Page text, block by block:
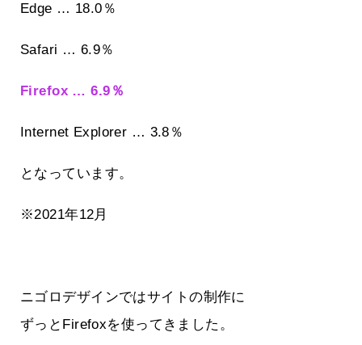
Edge … 18.0％
Safari … 6.9％
Firefox … 6.9％
Internet Explorer … 3.8％
となっています。
※2021年12月
ニゴロデザインではサイトの制作に
ずっとFirefoxを使ってきました。